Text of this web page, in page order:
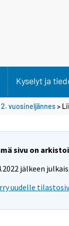
Kyselyt ja
2. vuosineljännes>
sivu on
jälkeen
uudelle